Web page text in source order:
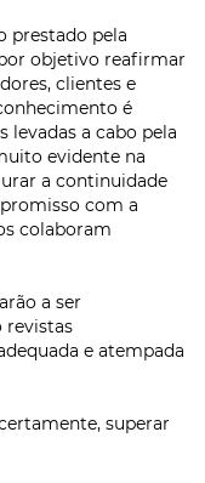
prestado pela
objetivo reafirmar
clientes e
é
levadas a cabo pela
evidente na
a continuidade
com a
colaboram
a ser
revistas
e atempada
superar